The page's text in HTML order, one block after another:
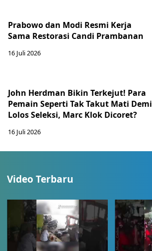
Prabowo dan Modi Resmi Kerja
Sama Restorasi Candi Prambanan
16 Juli 2026
John Herdman Bikin Terkejut! Para
Pemain Seperti Tak Takut Mati Demi
Lolos Seleksi, Marc Klok Dicoret?
16 Juli 2026
Video Terbaru